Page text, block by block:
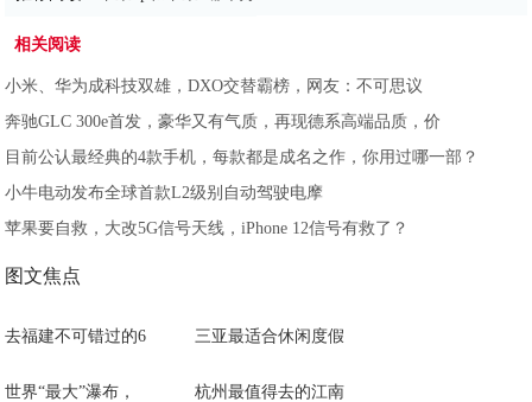
相关阅读
小米、华为成科技双雄，DXO交替霸榜，网友：不可思议
奔驰GLC 300e首发，豪华又有气质，再现德系高端品质，价
目前公认最经典的4款手机，每款都是成名之作，你用过哪一部？
小牛电动发布全球首款L2级别自动驾驶电摩
苹果要自救，大改5G信号天线，iPhone 12信号有救了？
图文焦点
去福建不可错过的6 三亚最适合休闲度假
世界“最大”瀑布， 杭州最值得去的江南